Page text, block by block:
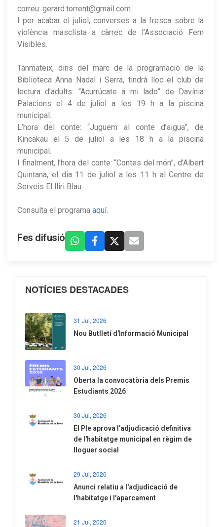
correu: gerard.torrent@gmail.com.
I per acabar el juliol, converses a la fresca sobre la
violència masclista a càrrec de l’Associació Fem
Visibles.
Tanmateix, dins del marc de la programació de la
Biblioteca Anna Nadal i Serra, tindrà lloc el club de
lectura d’adults: “Acurrúcate a mi lado” de Davínia
Palacions el 4 de juliol a les 19 h a la piscina
municipal.
L’hora del conte: “Juguem al conte d’aigua”, de
Kincakau el 5 de juliol a les 18 h a la piscina
municipal.
I finalment, l’hora del conte: “Contes del món”, d’Albert
Quintana, el dia 11 de juliol a les 11 h al Centre de
Serveis El lliri Blau.
Consulta el programa aquí.
Fes difusió
NOTÍCIES DESTACADES
31 Jul, 2026
Nou Butlletí d'Informació Municipal
30 Jul, 2026
Oberta la convocatòria dels Premis
Estudiants 2026
30 Jul, 2026
El Ple aprova l’adjudicació definitiva
de l'habitatge municipal en règim de
lloguer social
29 Jul, 2026
Anunci relatiu a l'adjudicació de
l'habitatge i l'aparcament
21 Jul, 2026